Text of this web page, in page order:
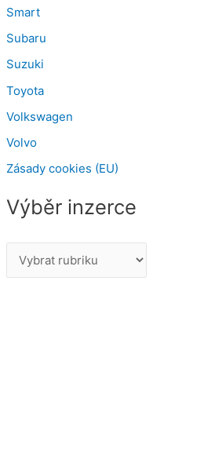
Smart
Subaru
Suzuki
Toyota
Volkswagen
Volvo
Zásady cookies (EU)
Výběr inzerce